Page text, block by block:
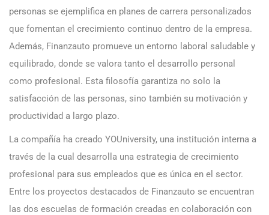
personas se ejemplifica en planes de carrera personalizados
que fomentan el crecimiento continuo dentro de la empresa.
Además, Finanzauto promueve un entorno laboral saludable y
equilibrado, donde se valora tanto el desarrollo personal
como profesional. Esta filosofía garantiza no solo la
satisfacción de las personas, sino también su motivación y
productividad a largo plazo.
La compañía ha creado YOUniversity, una institución interna a
través de la cual desarrolla una estrategia de crecimiento
profesional para sus empleados que es única en el sector.
Entre los proyectos destacados de Finanzauto se encuentran
las dos escuelas de formación creadas en colaboración con